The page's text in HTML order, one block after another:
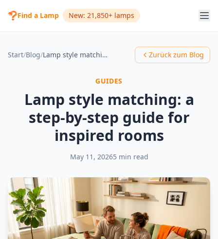
Find a Lamp New: 21,850+ lamps
Start/Blog/ Lamp style matching: a step-by-step guide for inspired rooms Zurück zum Blog
GUIDES
Lamp style matching: a
step-by-step guide for
inspired rooms
May 11, 20265 min read